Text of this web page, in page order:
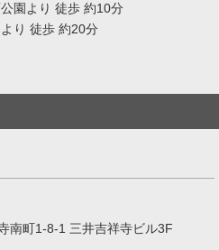
園より 徒歩 約10分
り 徒歩 約20分
南町1-8-1 三井吉祥寺ビル3F